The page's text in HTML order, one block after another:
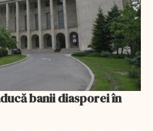
banii diasporei în